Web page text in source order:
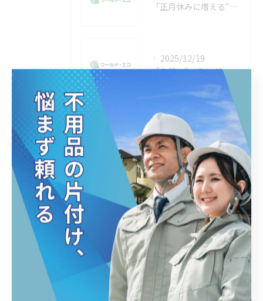
「正月休みに増える“不用品回収”の相談。年末に片付けきれなかった方へ」
2025/12/19
「冬前に“ベランダ・物置”の片付けをする人が増える理由。放置した不用品は早めに処分を」
Tags
ゴミ屋敷 ゴミ処分 片付け
テレビ 家電 引っ越し
家具 綺麗にする
部屋 綺麗 部屋 スッキリ させる
にする 粗大ごみ 遺品整理